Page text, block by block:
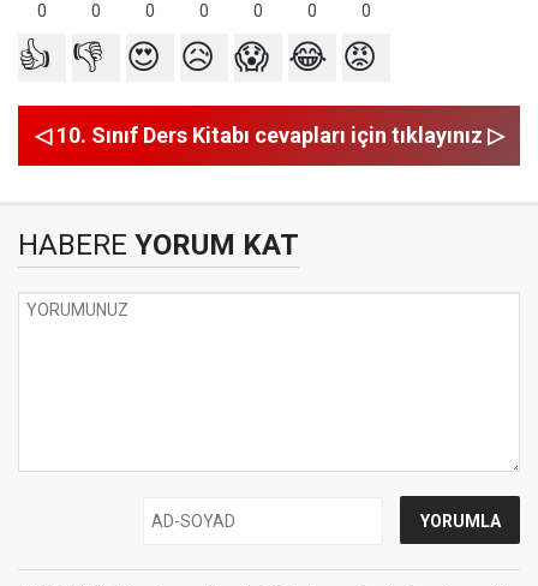
0 0 0 0 0 0 0
👍 👎 😍 😥 😱 😂 😡
◁ 10. Sınıf Ders Kitabı cevapları için tıklayınız ▷
HABERE YORUM KAT